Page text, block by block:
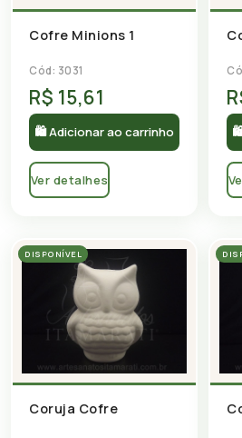
Cofre Minions 1
Cód: 3031
R$ 15,61
🛍 Adicionar ao carrinho
Ver detalhes
DISPONÍVEL
Coruja Cofre